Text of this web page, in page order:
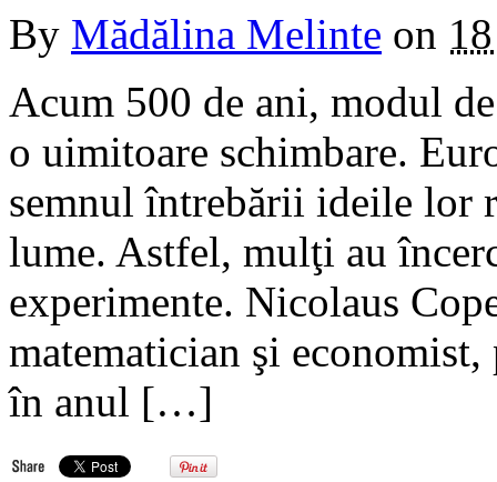
By Mădălina Melinte on
Acum 500 de ani, modul
o uimitoare schimbare.
semnul întrebării ideile lor
lume. Astfel, mulţi au
experimente. Nicolaus
matematician şi
în anul […]